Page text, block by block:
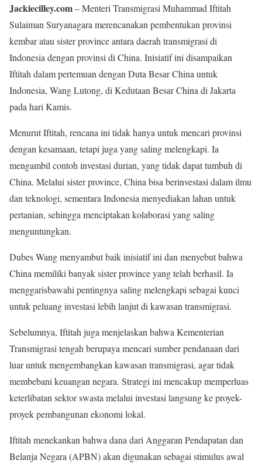
Jackiecilley.com– Menteri Transmigrasi Muhammad Iftitah
Sulaiman Suryanagara merencanakan pembentukan provinsi
kembar atau sister province antara daerah transmigrasi di
Indonesia dengan provinsi di China. Inisiatif ini disampaikan
Iftitah dalam pertemuan dengan Duta Besar China untuk
Indonesia, Wang Lutong, di Kedutaan Besar China di Jakarta
pada hari Kamis.
Menurut Iftitah, rencana ini tidak hanya untuk mencari provinsi
dengan kesamaan, tetapi juga yang saling melengkapi. Ia
mengambil contoh investasi durian, yang tidak dapat tumbuh di
China. Melalui sister province, China bisa berinvestasi dalam ilmu
dan teknologi, sementara Indonesia menyediakan lahan untuk
pertanian, sehingga menciptakan kolaborasi yang saling
menguntungkan.
Dubes Wang menyambut baik inisiatif ini dan menyebut bahwa
China memiliki banyak sister province yang telah berhasil. Ia
menggarisbawahi pentingnya saling melengkapi sebagai kunci
untuk peluang investasi lebih lanjut di kawasan transmigrasi.
Sebelumnya, Iftitah juga menjelaskan bahwa Kementerian
Transmigrasi tengah berupaya mencari sumber pendanaan dari
luar untuk mengembangkan kawasan transmigrasi, agar tidak
membebani keuangan negara. Strategi ini mencakup memperluas
keterlibatan sektor swasta melalui investasi langsung ke proyek-
proyek pembangunan ekonomi lokal.
Iftitah menekankan bahwa dana dari Anggaran Pendapatan dan
Belanja Negara (APBN) akan digunakan sebagai stimulus awal